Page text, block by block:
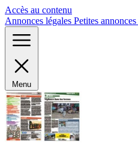
Accès au contenu
Annonces légales Petites annonces
Menu
Panneau de gestion des cookies